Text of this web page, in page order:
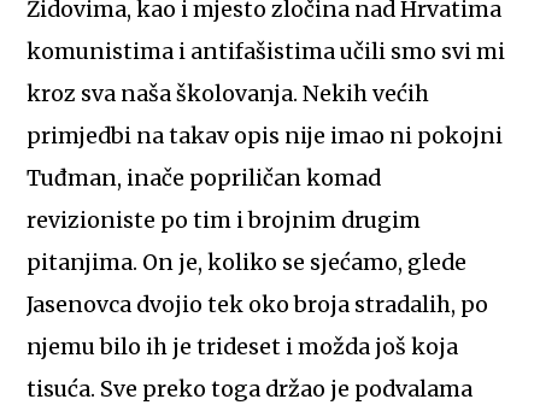
Židovima, kao i mjesto zločina nad Hrvatima
komunistima i antifašistima učili smo svi mi
kroz sva naša školovanja. Nekih većih
primjedbi na takav opis nije imao ni pokojni
Tuđman, inače popriličan komad
revizioniste po tim i brojnim drugim
pitanjima. On je, koliko se sjećamo, glede
Jasenovca dvojio tek oko broja stradalih, po
njemu bilo ih je trideset i možda još koja
tisuća. Sve preko toga držao je podvalama